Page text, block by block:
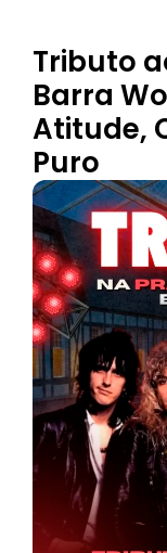
Tributo
Barra
Atitude,
Puro